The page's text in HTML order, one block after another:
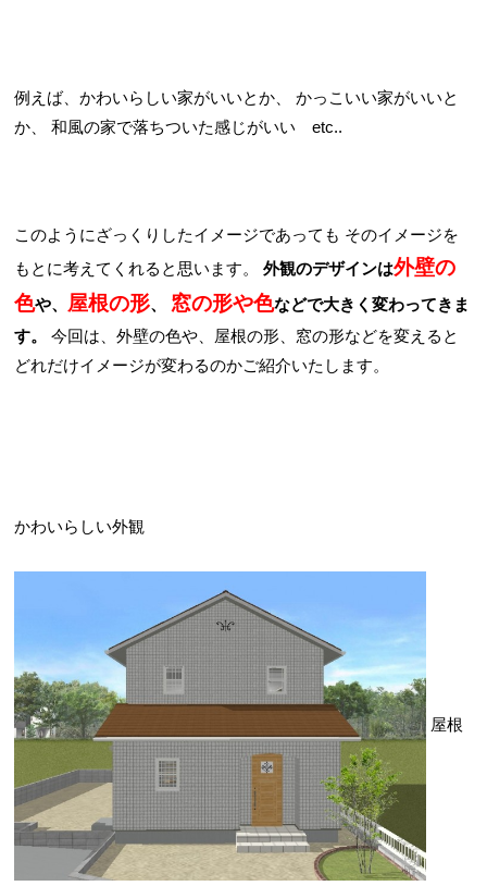
例えば、かわいらしい家がいいとか、
かっこいい家がいいと
か、
和風の家で落ちついた感じがいい etc..
このようにざっくりしたイメージであっても そのイメージを
もとに考えてくれると思います。
外観のデザインは外壁の
色や、 屋根の形、 窓の形や色などで大きく変わってきま
す。
今回は、外壁の色や、屋根の形、窓の形などを変えると
どれだけイメージが変わるのかご紹介いたします。
かわいらしい外観
屋根